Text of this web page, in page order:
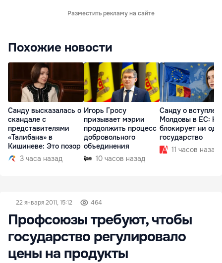
Разместить рекламу на сайте
Похожие новости
Санду высказалась о
скандале с
представителями
«Талибана» в
Кишиневе: Это позор
3 часа назад
Игорь Гросу
призывает мэрии
продолжить процесс
добровольного
объединения
10 часов назад
Санду о
Молдовы в ЕС:
блокирует ни
государство
11 часов назад
22 января 2011, 15:12 464
Профсоюзы требуют, чтобы
государство регулировало
цены на продукты